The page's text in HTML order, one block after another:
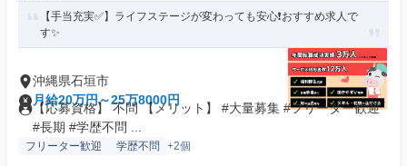
【手当充実✅️】ライフステージが変わっても安心❗️おすすめ求人で
す✨
沖縄県石垣市
月給20万円～25万8000円
【応募資格】 不問 【メリット】 #大量募集 #フリーター歓迎
#長期 #学歴不問 ...
フリーター歓迎 学歴不問 +2個